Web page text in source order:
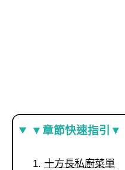
▼章節快速指引▼
十方長私廚菜單